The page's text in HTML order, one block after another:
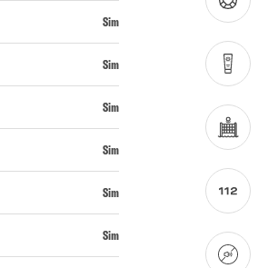
Sim
Sim
Sim
Sim
Sim
Sim